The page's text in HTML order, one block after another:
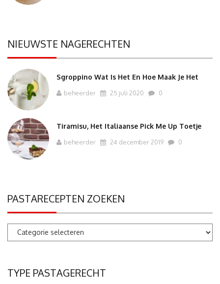
NIEUWSTE NAGERECHTEN
Sgroppino Wat Is Het En Hoe Maak Je Het
beheerder 25 juli 2020 0
Tiramisu, Het Italiaanse Pick Me Up Toetje
beheerder 24 december 2019 0
PASTARECEPTEN ZOEKEN
Pastarecepten
zoeken
TYPE PASTAGERECHT